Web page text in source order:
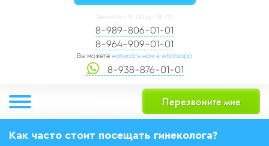
Звоните с 8-00 до 18-00
8-989-806-01-01
8-964-909-01-01
8-938-876-01-01
Вы можете написать нам в whatsapp
Перезвоните мне
Как часто стоит посещать гинеколога?